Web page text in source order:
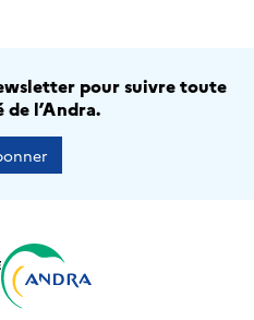
pour suivre toute
de l’Andra.